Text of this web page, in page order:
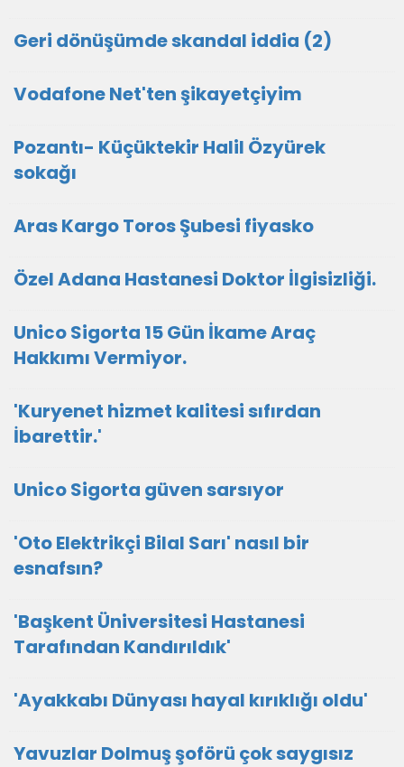
Geri dönüşümde skandal iddia (2)
Vodafone Net'ten şikayetçiyim
Pozantı- Küçüktekir Halil Özyürek
sokağı
Aras Kargo Toros Şubesi fiyasko
Özel Adana Hastanesi Doktor İlgisizliği.
Unico Sigorta 15 Gün İkame Araç
Hakkımı Vermiyor.
'Kuryenet hizmet kalitesi sıfırdan
İbarettir.'
Unico Sigorta güven sarsıyor
'Oto Elektrikçi Bilal Sarı' nasıl bir
esnafsın?
'Başkent Üniversitesi Hastanesi
Tarafından Kandırıldık'
'Ayakkabı Dünyası hayal kırıklığı oldu'
Yavuzlar Dolmuş şoförü çok saygısız